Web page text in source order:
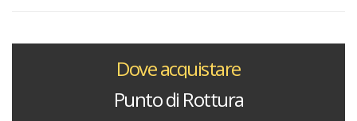
Dove acquistare
Punto di Rottura